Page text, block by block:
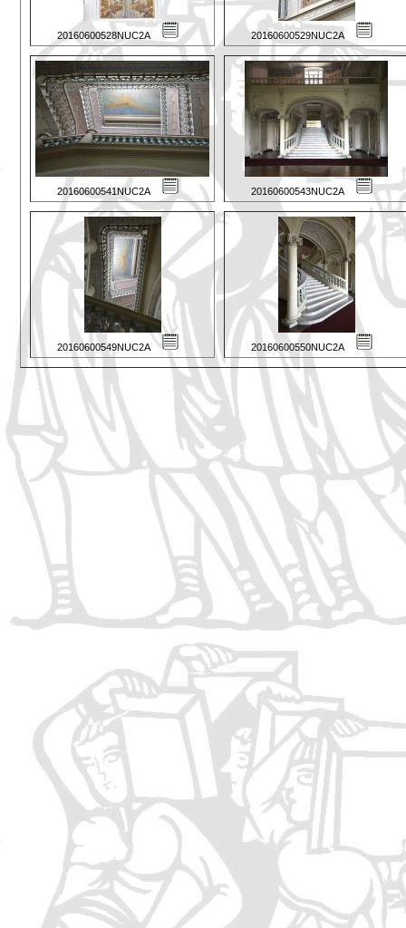
20160600528NUC2A 20160600529NUC2A
20160600541NUC2A 20160600543NUC2A
20160600549NUC2A 20160600550NUC2A